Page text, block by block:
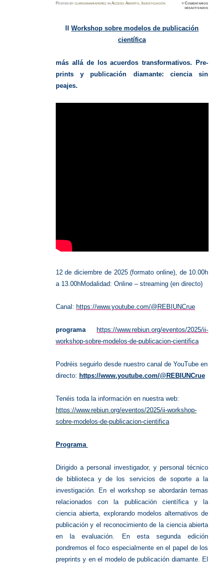
Postedbyclarisamariaperez inAcceso Abierto, Investigación ≈Comentarios
desactivadosen
IIWorkshop sobre modelos de publicación
científica
más allá de los acuerdos transformativos.
Pre-
prints y publicación diamante: ciencia sin
peajes.
12 de diciembre de 2025 (formato online), de 10.00h
a 13.00hModalidad: Online – streaming (en directo)
Canal: https://www.youtube.com/@REBIUNCrue
programa
https://www.rebiun.org/eventos/2025/ii-
workshop-sobre-modelos-de-publicacion-cientifica
Podréis seguirlo desde nuestro canal de YouTube en
directo: https://www.youtube.com/@REBIUNCrue
Tenéis toda la información en nuestra web:
https://www.rebiun.org/eventos/2025/ii-workshop-
sobre-modelos-de-publicacion-cientifica
Programa
Dirigido a personal investigador, y personal técnico
de biblioteca y de los servicios de soporte a la
investigación. En el workshop se abordarán temas
relacionados con la publicación científica y la
ciencia abierta, explorando modelos alternativos de
publicación y el reconocimiento de la ciencia abierta
en la evaluación. En esta segunda edición
pondremos el foco especialmente en el papel de los
preprints y en el modelo de publicación diamante. El